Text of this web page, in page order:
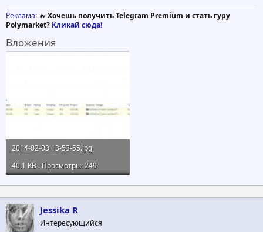
Реклама: 🔥 Хочешь получить Telegram Premium и стать гуру
Polymarket? Кликай сюда!
Вложения
2014-02-03 13-53-55.jpg
40.1 KB · Просмотры: 249
Jessika R
Интересующийся